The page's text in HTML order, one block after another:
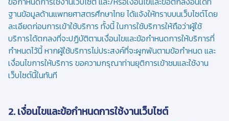
ฐานข้อมูลด้านแพทยศาสตรศึกษาไทย ได้แจ้งให้ทราบบนเว็บไซต์โดย
ละเอียดก่อนการเข้าใช้บริการ ทั้งนี้ ในการใช้บริการให้ถือว่าผู้ใช้
บริการได้ตกลงที่จะปฏิบัติตามเงื่อนไขและข้อกำหนดการให้บริการที่
กำหนดไว้นี้ หากผู้ใช้บริการไม่ประสงค์ที่จะผูกพันตามข้อกำหนด และ
เงื่อนไขการให้บริการ ขอความกรุณาท่านยุติการเข้าชมและใช้งาน
เว็บไซต์นี้ในทันที
2. เงื่อนไขและข้อกำหนดการใช้งานเว็บไซต์